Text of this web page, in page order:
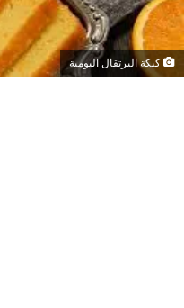
كيكة البرتقال اليومية